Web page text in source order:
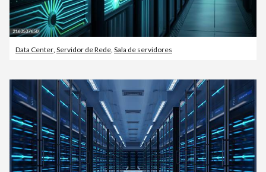
Data Center Servidor de Rede Sala de servidores